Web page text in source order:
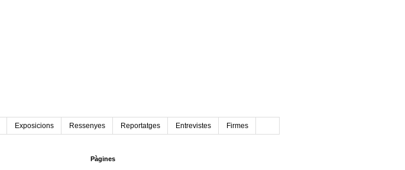
Exposicions Ressenyes Reportatges Entrevistes Firmes
Pàgines